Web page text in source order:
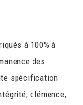
à 100% à
des
spécification
clémence,